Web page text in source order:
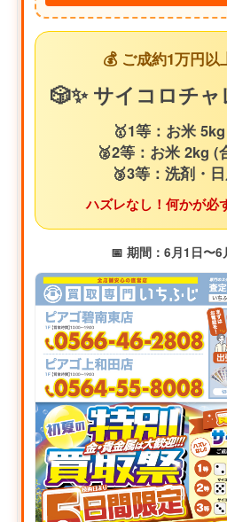
💰 ご成約1万円以
🎲✨ サイコロチ
🥇1等：お米
🥈2等：お米 2kg (
🥉3等：洗剤・
ハズレなし！何かが必
📅 期間：6月1日〜6